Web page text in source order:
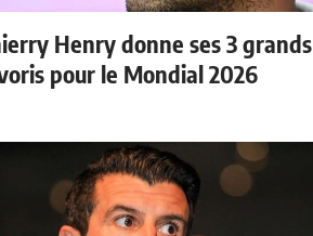
Henry donne ses 3 grands
pour le Mondial 2026